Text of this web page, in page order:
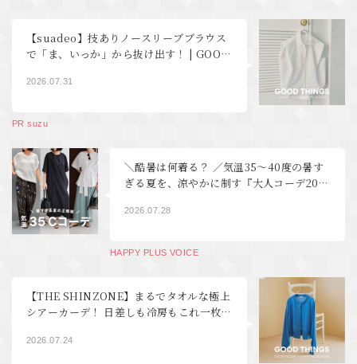
【suadeo】技ありノースリーブブラウス
で「ま、いっか」から抜け出す！ | GOOD
2026.07.31
PR suzu
＼酷暑は何着る？ ／気温35～40度の暑す
ぎる夏を、涼やかに制す『大人コーデ20
2026.07.28
HAPPY PLUS VOICE
【THE SHINZONE】まるでタオルな極上
シアーカーデ！ 日差しも冷房もこれ一枚 |
2026.07.24